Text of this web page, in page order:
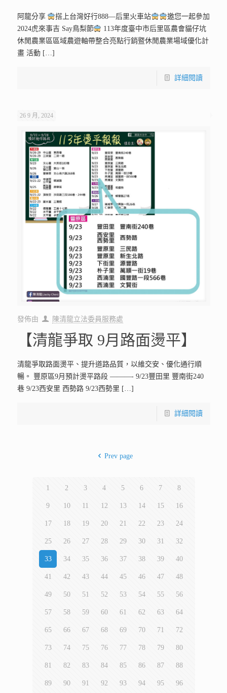
阿龍分享 搭上台灣好行888—后里火車站
邀您一起參加
2024虎來事吉 Say鳥梨節
113年度臺中市后里區農會貓仔坑
休閒農業區區域農遊軸帶整合亮點行銷暨休閒農業場域優化計
畫 活動[…]
詳細閱讀
26 9 月, 2024
發佈由 陳清龍立法委員服務處
【清龍爭取 9月路面燙平】
清龍爭取路面燙平、提升道路品質，以維交安、優化通行順
暢。 豐原區9月預計燙平路段 ​———- 9/23豐田里 豐南街240
巷 9/23西安里 西勢路 9/23西勢里 […]
詳細閱讀
Prev page
1 2 3 4 5 6 7 8
9 10 11 12 13 14 15 16
17 18 19 20 21 22 23 24
25 26 27 28 29 30 31 32
33 34 35 36 37 38 39 40
41 42 43 44 45 46 47 48
49 50 51 52 53 54 55 56
57 58 59 60 61 62 63 64
65 66 67 68 69 70 71 72
73 74 75 76 77 78 79 80
81 82 83 84 85 86 87 88
89 90 91 92 93 94 95 96